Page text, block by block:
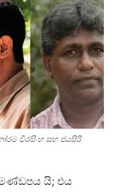
වීරසිංහ සහ ජයසිරි
යි; එය